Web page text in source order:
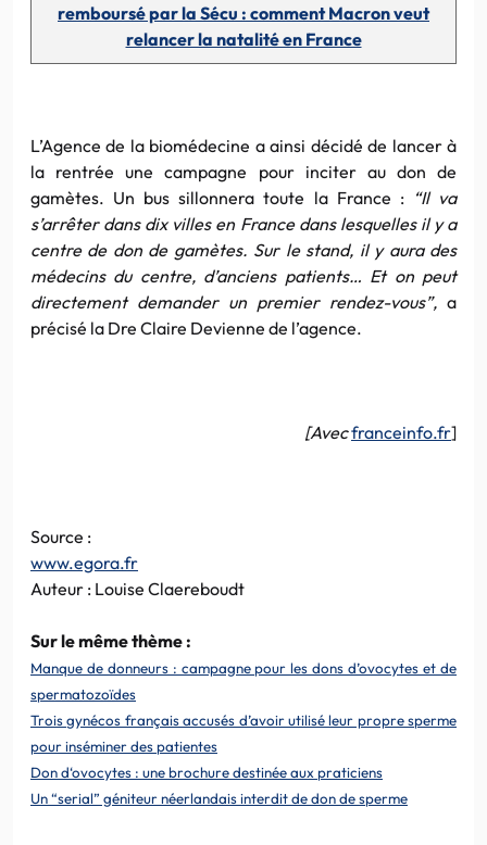
remboursé par la Sécu : comment Macron veut
relancer la natalité en France
L’Agence de la biomédecine a ainsi décidé de lancer à
la rentrée une campagne pour inciter au don de
gamètes. Un bus sillonnera toute la France : “Il va
s’arrêter dans dix villes en France dans lesquelles il y a
centre de don de gamètes. Sur le stand, il y aura des
médecins du centre, d’anciens patients… Et on peut
directement demander un premier rendez-vous”, a
précisé la Dre Claire Devienne de l’agence.
[Avecfranceinfo.fr]
Source :
www.egora.fr
Auteur : Louise Claereboudt
Sur le même thème :
Manque de donneurs : campagne pour les dons d’ovocytes et de
spermatozoïdes
Trois gynécos français accusés d’avoir utilisé leur propre sperme
pour inséminer des patientes
Don d‘ovocytes : une brochure destinée aux praticiens
Un “serial” géniteur néerlandais interdit de don de sperme